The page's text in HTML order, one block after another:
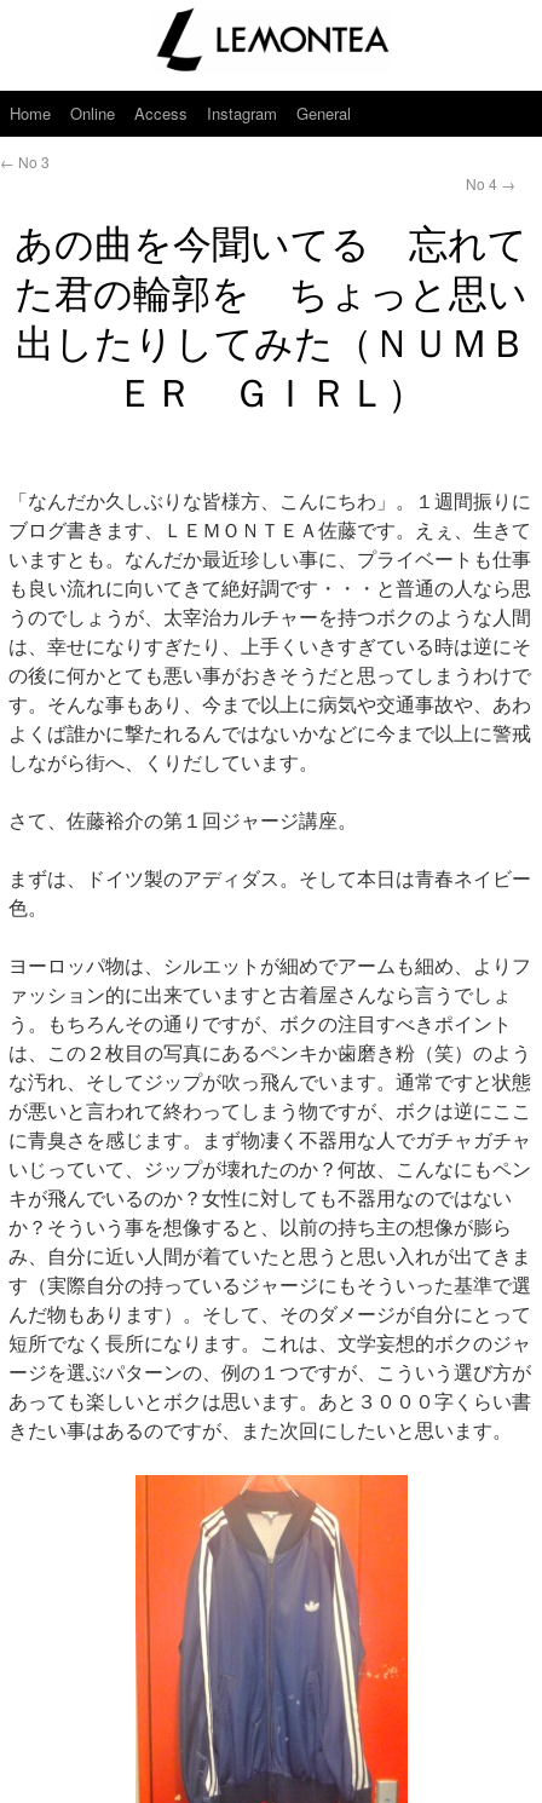
Home Online Access Instagram General
← No 3
No 4 →
あの曲を今聞いてる 忘れて
た君の輪郭を ちょっと思い
出したりしてみた（ＮＵＭＢ
ＥＲ ＧＩＲＬ）
「なんだか久しぶりな皆様方、こんにちわ」。１週間振りに
ブログ書きます、ＬＥＭＯＮＴＥＡ佐藤です。えぇ、生きて
いますとも。なんだか最近珍しい事に、プライベートも仕事
も良い流れに向いてきて絶好調です・・・と普通の人なら思
うのでしょうが、太宰治カルチャーを持つボクのような人間
は、幸せになりすぎたり、上手くいきすぎている時は逆にそ
の後に何かとても悪い事がおきそうだと思ってしまうわけで
す。そんな事もあり、今まで以上に病気や交通事故や、あわ
よくば誰かに撃たれるんではないかなどに今まで以上に警戒
しながら街へ、くりだしています。
さて、佐藤裕介の第１回ジャージ講座。
まずは、ドイツ製のアディダス。そして本日は青春ネイビー
色。
ヨーロッパ物は、シルエットが細めでアームも細め、よりフ
ァッション的に出来ていますと古着屋さんなら言うでしょ
う。もちろんその通りですが、ボクの注目すべきポイント
は、この２枚目の写真にあるペンキか歯磨き粉（笑）のよう
な汚れ、そしてジップが吹っ飛んでいます。通常ですと状態
が悪いと言われて終わってしまう物ですが、ボクは逆にここ
に青臭さを感じます。まず物凄く不器用な人でガチャガチャ
いじっていて、ジップが壊れたのか？何故、こんなにもペン
キが飛んでいるのか？女性に対しても不器用なのではない
か？そういう事を想像すると、以前の持ち主の想像が膨ら
み、自分に近い人間が着ていたと思うと思い入れが出てきま
す（実際自分の持っているジャージにもそういった基準で選
んだ物もあります）。そして、そのダメージが自分にとって
短所でなく長所になります。これは、文学妄想的ボクのジャ
ージを選ぶパターンの、例の１つですが、こういう選び方が
あっても楽しいとボクは思います。あと３０００字くらい書
きたい事はあるのですが、また次回にしたいと思います。